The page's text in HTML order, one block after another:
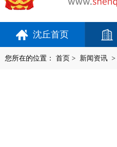
沈丘首页
您所在的位置： 首页 > 新闻资讯 >